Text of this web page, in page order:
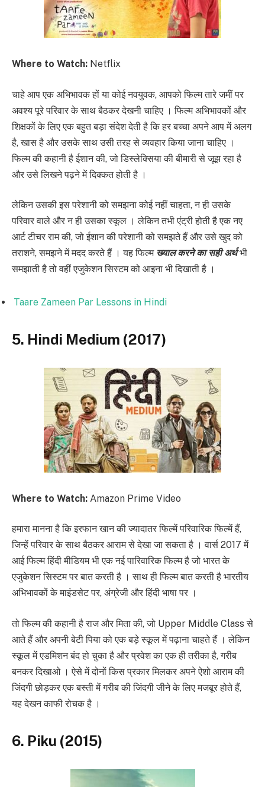
Where to Watch: Netflix
चाहे आप एक अभिभावक हों या कोई नवयुवक, आपको फिल्म तारे जमीं पर
अवश्य पूरे परिवार के साथ बैठकर देखनी चाहिए । फिल्म अभिभावकों और
शिक्षकों के लिए एक बहुत बड़ा संदेश देती है कि हर बच्चा अपने आप में अलग
है, खास है और उसके साथ उसी तरह से व्यवहार किया जाना चाहिए ।
फिल्म की कहानी है ईशान की, जो डिस्लेक्सिया की बीमारी से जूझ रहा है
और उसे लिखने पढ़ने में दिक्कत होती है ।
लेकिन उसकी इस परेशानी को समझना कोई नहीं चाहता, न ही उसके
परिवार वाले और न ही उसका स्कूल । लेकिन तभी एंट्री होती है एक नए
आर्ट टीचर राम की, जो ईशान की परेशानी को समझते हैं और उसे खुद को
तराशने, समझने में मदद करते हैं । यह फिल्म ख्याल करने का सही अर्थभी
समझाती है तो वहीं एजुकेशन सिस्टम को आइना भी दिखाती है ।
Taare Zameen Par Lessons in Hindi
5. Hindi Medium (2017)
Where to Watch: Amazon Prime Video
हमारा मानना है कि इरफान खान की ज्यादातर फिल्में परिवारिक फिल्में हैं,
जिन्हें परिवार के साथ बैठकर आराम से देखा जा सकता है । वार्स 2017 में
आई फिल्म हिंदी मीडियम भी एक नई पारिवारिक फिल्म है जो भारत के
एजुकेशन सिस्टम पर बात करती है । साथ ही फिल्म बात करती है भारतीय
अभिभावकों के माइंडसेट पर, अंग्रेजी और हिंदी भाषा पर ।
तो फिल्म की कहानी है राज और मिता की, जो Upper Middle Class से
आते हैं और अपनी बेटी पिया को एक बड़े स्कूल में पढ़ाना चाहते हैं । लेकिन
स्कूल में एडमिशन बंद हो चुका है और प्रवेश का एक ही तरीका है, गरीब
बनकर दिखाओ । ऐसे में दोनों किस प्रकार मिलकर अपने ऐशो आराम की
जिंदगी छोड़कर एक बस्ती में गरीब की जिंदगी जीने के लिए मजबूर होते हैं,
यह देखन काफी रोचक है ।
6. Piku (2015)